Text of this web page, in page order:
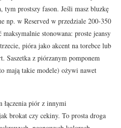
tym prostszy fason. Jeśli masz bluzkę
np. w Reserved w przedziale 200-350
stonowana: proste jeansy
pióra jako akcent na torebce lub
Saszetka z piórzanym pomponem
mają takie modele) ożywi nawet
łączenia piór z innymi
brokat czy cekiny. To prosta droga